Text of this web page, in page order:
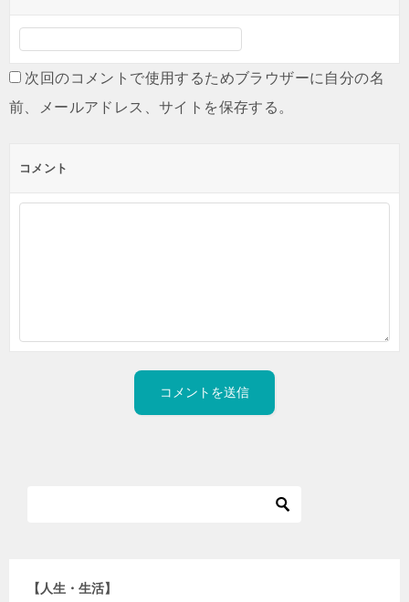
次回のコメントで使用するためブラウザーに自分の名
前、メールアドレス、サイトを保存する。
コメント
【人生・生活】